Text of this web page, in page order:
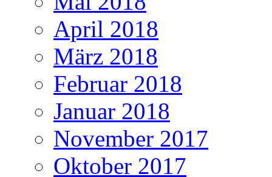
April 2018
März 2018
Februar 2018
Januar 2018
November 2017
Oktober 2017